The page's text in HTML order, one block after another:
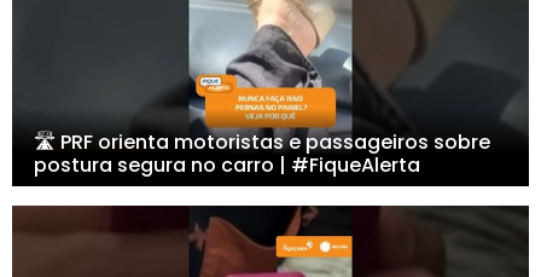
🛣️ PRF orienta motoristas e passageiros sobre
postura segura no carro | #FiqueAlerta